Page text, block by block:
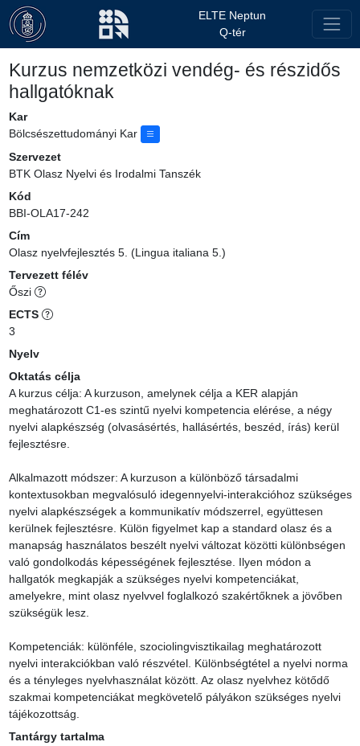
ELTE Neptun
Q-tér
Kurzus nemzetközi vendég- és részidős
hallgatóknak
Kar
Bölcsészettudományi Kar
Szervezet
BTK Olasz Nyelvi és Irodalmi Tanszék
Kód
BBI-OLA17-242
Cím
Olasz nyelvfejlesztés 5. (Lingua italiana 5.)
Tervezett félév
Őszi
ECTS
3
Nyelv
Oktatás célja
A kurzus célja: A kurzuson, amelynek célja a KER alapján
meghatározott C1-es szintű nyelvi kompetencia elérése, a négy
nyelvi alapkészség (olvasásértés, hallásértés, beszéd, írás) kerül
fejlesztésre.
Alkalmazott módszer: A kurzuson a különböző társadalmi
kontextusokban megvalósuló idegennyelvi-interakcióhoz szükséges
nyelvi alapkészségek a kommunikatív módszerrel, együttesen
kerülnek fejlesztésre. Külön figyelmet kap a standard olasz és a
manapság használatos beszélt nyelvi változat közötti különbségen
való gondolkodás képességének fejlesztése. Ilyen módon a
hallgatók megkapják a szükséges nyelvi kompetenciákat,
amelyekre, mint olasz nyelvvel foglalkozó szakértőknek a jövőben
szükségük lesz.
Kompetenciák: különféle, szociolingvisztikailag meghatározott
nyelvi interakciókban való részvétel. Különbségtétel a nyelvi norma
és a tényleges nyelvhasználat között. Az olasz nyelvhez kötődő
szakmai kompetenciákat megkövetelő pályákon szükséges nyelvi
tájékozottság.
Tantárgy tartalma